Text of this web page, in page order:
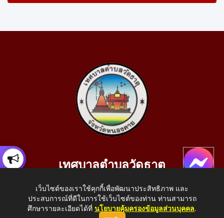
เทศบาลตำบลวัดธาตุ
อ.เมือง จ.หนองคาย 43000
โทรศัพท์: 042-414758 โทรสาร: 042-414759
เว็บไซต์ของเราใช้คุกกี้เพื่อพัฒนาประสิทธิภาพ และ
ประสบการณ์ที่ดีในการใช้เว็บไซต์ของท่าน ท่านสามารถ
ศึกษารายละเอียดได้ที่ นโยบายคุ้มครองข้อมูลส่วนบุคคล.